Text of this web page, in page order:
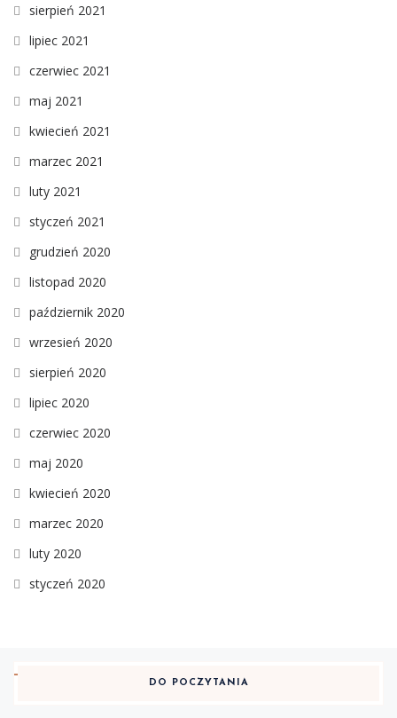
sierpień 2021
lipiec 2021
czerwiec 2021
maj 2021
kwiecień 2021
marzec 2021
luty 2021
styczeń 2021
grudzień 2020
listopad 2020
październik 2020
wrzesień 2020
sierpień 2020
lipiec 2020
czerwiec 2020
maj 2020
kwiecień 2020
marzec 2020
luty 2020
styczeń 2020
DO POCZYTANIA